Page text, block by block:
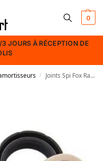
0
3 JOURS À RÉCEPTION DE
/ Joints Spi Fox Racing Shox SKF Low Friction 34 mm et Mazocchi Z2